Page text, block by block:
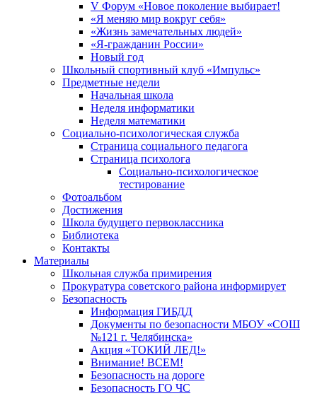
V Форум «Новое поколение выбирает!
«Я меняю мир вокруг себя»
«Жизнь замечательных людей»
«Я-гражданин России»
Новый год
Школьный спортивный клуб «Импульс»
Предметные недели
Начальная школа
Неделя информатики
Неделя математики
Социально-психологическая служба
Страница социального педагога
Страница психолога
Социально-психологическое
тестирование
Фотоальбом
Достижения
Школа будущего первоклассника
Библиотека
Контакты
Материалы
Школьная служба примирения
Прокуратура советского района информирует
Безопасность
Информация ГИБДД
Документы по безопасности МБОУ «СОШ
№121 г. Челябинска»
Акция «ТОКИЙ ЛЕД!»
Внимание! ВСЕМ!
Безопасность на дороге
Безопасность ГО ЧС